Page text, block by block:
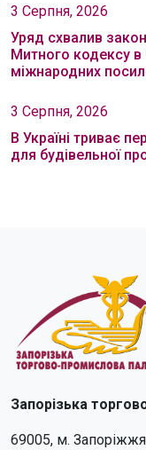
3 Серпня, 2026
Уряд схвалив
Митного кодексу в
міжнародних
3 Серпня, 2026
В Україні триває
для будівельної
Запорізька
69005, м.